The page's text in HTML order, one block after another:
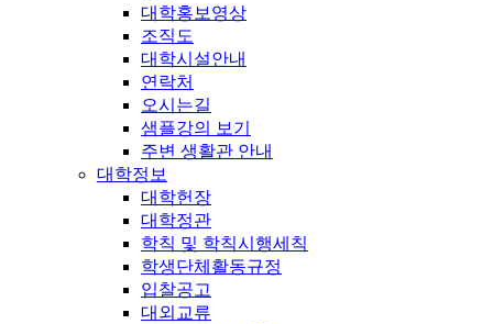
대학홍보영상
조직도
대학시설안내
연락처
오시는길
샘플강의 보기
주변 생활관 안내
대학정보
대학헌장
대학정관
학칙 및 학칙시행세칙
학생단체활동규정
입찰공고
대외교류